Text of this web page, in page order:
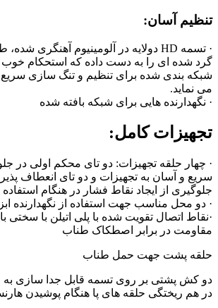
تنظیم آسان:
· تسمه HD دولایه در آلومینیوم آهنگری
گرد شده ای را به دست داده که استحکام
شبکه بندی شده برای تنظیم و تنگ سازی سریع
می نماید.
· نگهدارنده هایی برای شبکه بافته شده
تجهیزات کامل:
· چهار حلقه تجهیزات: دو تای محکم اولی در
سریع و آسان به تجهیزات و دو تای انعطاف
جلوگیری از ایجاد نقاط فشار در هنگام
· دو محل مناسب جهت استفاده از نگهدارنده
·نقاط اتصال تقویت شده با پلی اتیلن با سختی
مقاومت در برابر اصطکاک طناب
حلقه پشت جهت حمل طناب
دو کش پشتی بر روی تسمه قابل جدا سازی به
در هم ریختگی حلقه های پا هنگام پوشیدن